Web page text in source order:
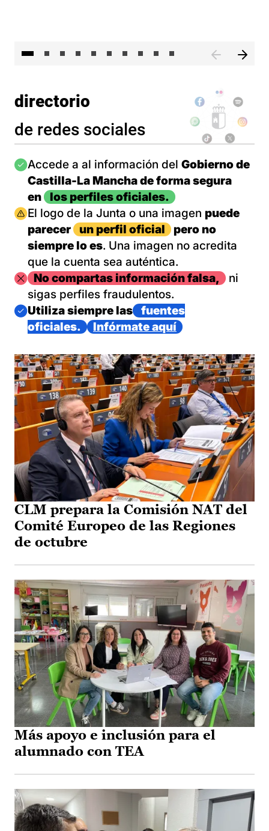
directorio
de redes sociales
Imagen
Accede a al información del Gobierno de
Castilla-La Mancha de forma segura
en
los perfiles oficiales.
Imagen
El logo de la Junta o una imagen puede
parecer
un perfil oficial
pero no
siempre lo es. Una imagen no acredita
que la cuenta sea auténtica.
ImagenNo compartas información falsa,
ni
sigas perfiles fraudulentos.
Imagen
Utiliza siempre las
fuentes
oficiales.
Infórmate aquí
CLM prepara la Comisión NAT del
Comité Europeo de las Regiones
de octubre
Más apoyo e inclusión para el
alumnado con TEA